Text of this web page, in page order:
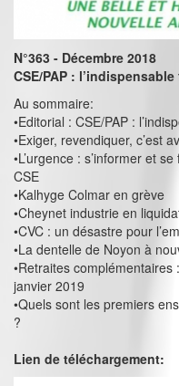
N°363 - Décembre 2018
CSE/PAP :
Au sommaire:
•Editorial : CSE/PAP :
•Exiger, revendiquer, c’est
•L’urgence : s’informer et
CSE
•Kalhyge Colmar en grève
•Cheynet industrie en
•CVC : un désastre pour
•La dentelle de Noyon à
•Retraites
janvier 2019
•Quels sont les premiers
?
Lien de téléchargement: